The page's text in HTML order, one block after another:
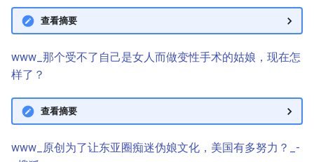
查看摘要
www_那个受不了自己是女人而做变性手术的姑娘，现在怎
样了？
查看摘要
www_原创为了让东亚圈痴迷伪娘文化，美国有多努力？_-